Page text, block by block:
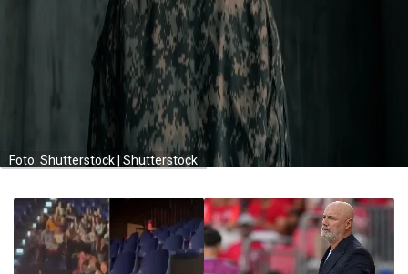
Foto: Shutterstock | Shutterstock